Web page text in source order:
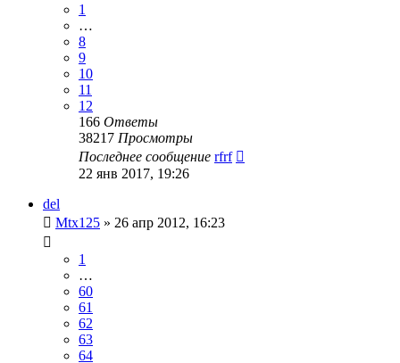
1
…
8
9
10
11
12
166 Ответы
38217 Просмотры
Последнее сообщение rfrf
22 янв 2017, 19:26
del
Mtx125 » 26 апр 2012, 16:23
1
…
60
61
62
63
64